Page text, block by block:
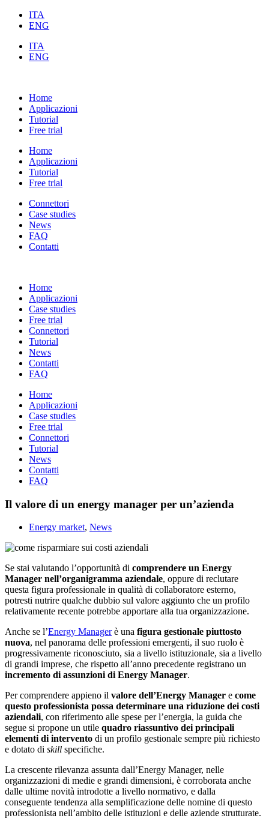
ITA
ENG
ITA
ENG
Home
Applicazioni
Tutorial
Free trial
Home
Applicazioni
Tutorial
Free trial
Connettori
Case studies
News
FAQ
Contatti
Home
Applicazioni
Case studies
Free trial
Connettori
Tutorial
News
Contatti
FAQ
Home
Applicazioni
Case studies
Free trial
Connettori
Tutorial
News
Contatti
FAQ
Il valore di un energy manager per un’azienda
Energy market, News
Se stai valutando l’opportunità di comprendere un Energy
Manager nell’organigramma aziendale, oppure di reclutare
questa figura professionale in qualità di collaboratore esterno,
potresti nutrire qualche dubbio sul valore aggiunto che un profilo
relativamente recente potrebbe apportare alla tua organizzazione.
Anche se l’Energy Managerè una figura gestionale piuttosto
nuova, nel panorama delle professioni emergenti, il suo ruolo è
progressivamente riconosciuto, sia a livello istituzionale, sia a livello
di grandi imprese, che rispetto all’anno precedente registrano un
incremento di assunzioni di Energy Manager.
Per comprendere appieno il valore dell’Energy Manager e come
questo professionista possa determinare una riduzione dei costi
aziendali, con riferimento alle spese per l’energia, la guida che
segue si propone un utile quadro riassuntivo dei principali
elementi di intervento di un profilo gestionale sempre più richiesto
e dotato di skill specifiche.
La crescente rilevanza assunta dall’Energy Manager, nelle
organizzazioni di medie e grandi dimensioni, è corroborata anche
dalle ultime novità introdotte a livello normativo, e dalla
conseguente tendenza alla semplificazione delle nomine di questo
professionista nell’ambito delle istituzioni e delle aziende strutturate.